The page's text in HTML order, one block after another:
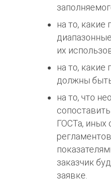
на то,
их
на то, какие
должны
на то, что
ГОСТа, иных
заказчик
заявке.